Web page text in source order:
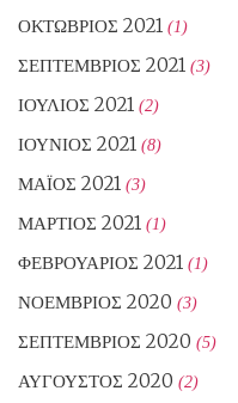
ΟΚΤΏΒΡΙΟΣ 2021 (1)
ΣΕΠΤΈΜΒΡΙΟΣ 2021 (3)
ΙΟΎΛΙΟΣ 2021 (2)
ΙΟΎΝΙΟΣ 2021 (8)
ΜΆΙΟΣ 2021 (3)
ΜΆΡΤΙΟΣ 2021 (1)
ΦΕΒΡΟΥΆΡΙΟΣ 2021 (1)
ΝΟΈΜΒΡΙΟΣ 2020 (3)
ΣΕΠΤΈΜΒΡΙΟΣ 2020 (5)
ΑΎΓΟΥΣΤΟΣ 2020 (2)